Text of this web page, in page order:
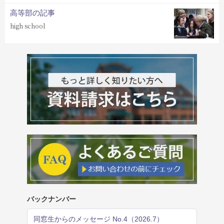
高等部の記事
high school
バックナンバー
同窓生からのメッセージ No.4（2026.7）